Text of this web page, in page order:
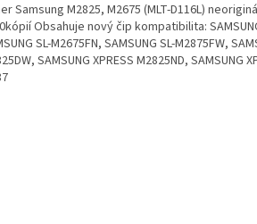
Samsung M2825, M2675 (MLT-D116L)
Obsahuje nový čip kompatibilita:
SL-M2675FN, SAMSUNG SL-M2875FW,
SAMSUNG XPRESS M2825ND, SAMSUNG